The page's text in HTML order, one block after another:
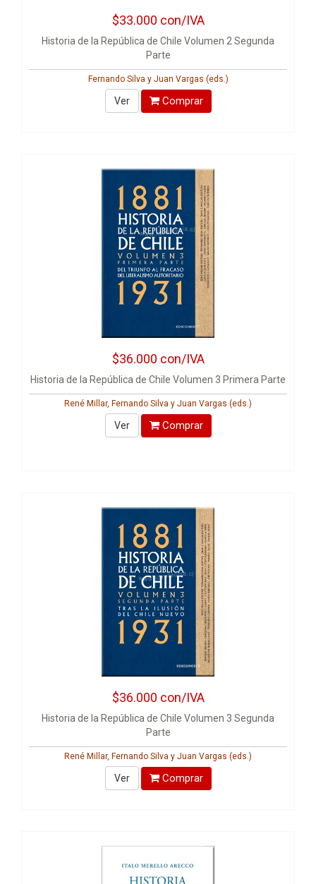
$33.000 con/IVA
Historia de la República de Chile Volumen 2 Segunda
Parte
Fernando Silva y Juan Vargas (eds.)
Ver Comprar
$36.000 con/IVA
Historia de la República de Chile Volumen 3 Primera Parte
René Millar, Fernando Silva y Juan Vargas (eds.)
Ver Comprar
$36.000 con/IVA
Historia de la República de Chile Volumen 3 Segunda
Parte
René Millar, Fernando Silva y Juan Vargas (eds.)
Ver Comprar